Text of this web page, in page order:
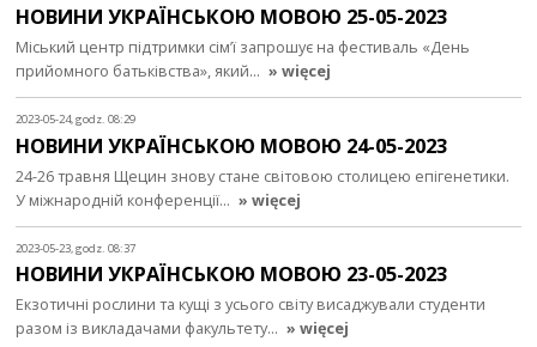
НОВИНИ УКРАЇНСЬКОЮ МОВОЮ 25-05-2023
Міський центр підтримки сім’ї запрошує на фестиваль «День
прийомного батьківства», який… » więcej
2023-05-24, godz. 08:29
НОВИНИ УКРАЇНСЬКОЮ МОВОЮ 24-05-2023
24-26 травня Щецин знову стане світовою столицею епігенетики.
У міжнародній конференції… » więcej
2023-05-23, godz. 08:37
НОВИНИ УКРАЇНСЬКОЮ МОВОЮ 23-05-2023
Екзотичні рослини та кущі з усього світу висаджували студенти
разом із викладачами факультету… » więcej